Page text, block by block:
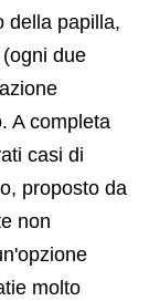
della papilla,
due
A completa
casi di
proposto da
non
molto